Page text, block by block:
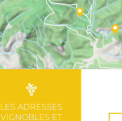
LES ADRESSES
VIGNOBLES ET